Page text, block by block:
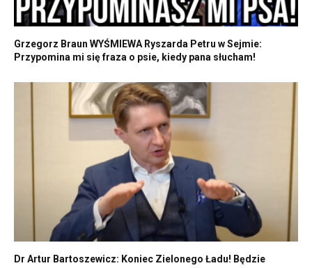
Grzegorz Braun WYŚMIEWA Ryszarda Petru w Sejmie:
Przypomina mi się fraza o psie, kiedy pana słucham!
Dr Artur Bartoszewicz: Koniec Zielonego Ładu! Będzie